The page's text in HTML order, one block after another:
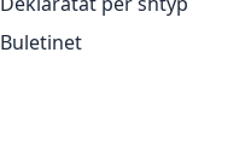
Buletinet